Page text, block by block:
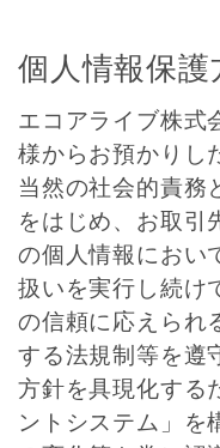
個人情報保護
エコアライブ株式
様からお預かりし
当然の社会的責務
をはじめ、お取引
の個人情報におい
扱いを実行し続け
の信頼に応えられ
する法規制等を遵
方針を具現化する
ントシステム」を